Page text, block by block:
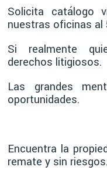
Solicita catálogo
nuestras oficinas al
Si realmente
derechos litigiosos.
Las grandes
oportunidades.
Encuentra la
remate y sin riesgos.